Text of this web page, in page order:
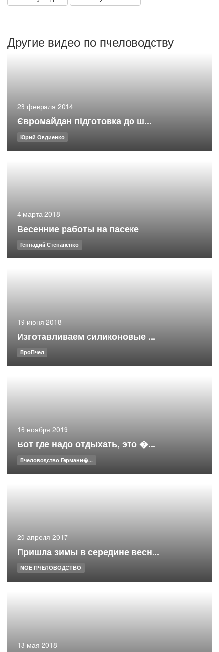
Другие видео по пчеловодству
23 февраля 2014
Євромайдан підготовка до ш...
Юрий Овдиенко
4 марта 2018
Весенние работы на пасеке
Геннадий Степаненко
19 июня 2018
Изготавливаем силиконовые ...
ПроПчел
16 ноября 2019
Вот где надо отдыхать, это �...
Пчеловодство Германи�...
20 апреля 2017
Пришла зимы в середине весн...
МОЁ ПЧЕЛОВОДСТВО
13 мая 2018